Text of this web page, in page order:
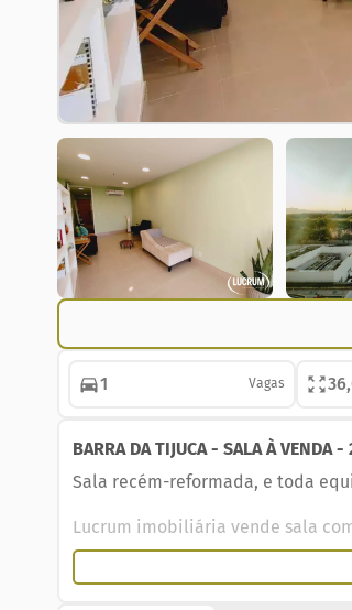
1 Vagas
BARRA DA TIJUCA - SALA À VENDA -
Sala recém-reformada, e toda
Lucrum imobiliária vende sala
Sala recém reformada, e toda